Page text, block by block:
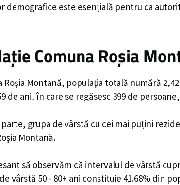
demografice este esențială pentru ca
Comuna Roșia
Roșia Montană, populația totală numără
de ani, în care se regăsesc 399 de
grupa de vârstă cu cei mai puțini
Montană.
să observăm că intervalul de vârstă
vârstă 50 - 80+ ani constituie 41.68% din